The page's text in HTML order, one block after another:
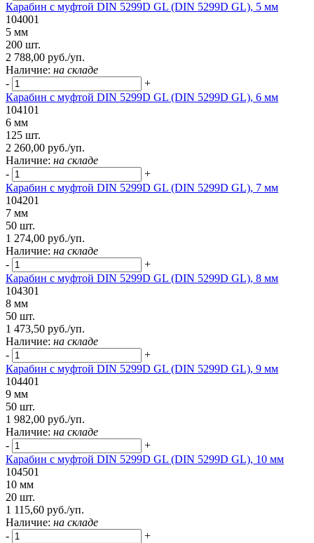
Карабин с муфтой DIN 5299D GL (DIN 5299D GL), 5 мм
104001
5 мм
200 шт.
2 788,00 руб./уп.
Наличие: на складе
-
+
Карабин с муфтой DIN 5299D GL (DIN 5299D GL), 6 мм
104101
6 мм
125 шт.
2 260,00 руб./уп.
Наличие: на складе
-
+
Карабин с муфтой DIN 5299D GL (DIN 5299D GL), 7 мм
104201
7 мм
50 шт.
1 274,00 руб./уп.
Наличие: на складе
-
+
Карабин с муфтой DIN 5299D GL (DIN 5299D GL), 8 мм
104301
8 мм
50 шт.
1 473,50 руб./уп.
Наличие: на складе
-
+
Карабин с муфтой DIN 5299D GL (DIN 5299D GL), 9 мм
104401
9 мм
50 шт.
1 982,00 руб./уп.
Наличие: на складе
-
+
Карабин с муфтой DIN 5299D GL (DIN 5299D GL), 10 мм
104501
10 мм
20 шт.
1 115,60 руб./уп.
Наличие: на складе
-
+